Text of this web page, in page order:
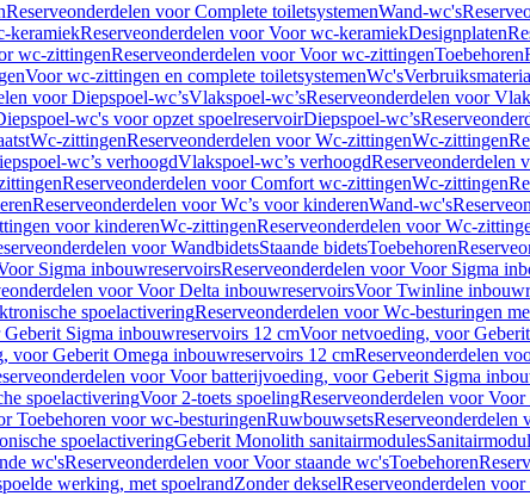
Reserveonderdelen voor Complete toiletsystemenWand-wc's
keramiekReserveonderdelen voor Voor wc-keramiekDesignplaten
wc-zittingenReserveonderdelen voor Voor wc-zittingenToebehoren
Voor wc-zittingen en complete toiletsystemenWc's
voor Diepspoel-wc’sVlakspoel-wc’sReserveonderdelen voor
wc's voor opzet spoelreservoirDiepspoel-wc’s
Wc-zittingenReserveonderdelen voor Wc-zittingenWc-zittingen
wc’s verhoogdVlakspoel-wc’s verhoogdReserveonderdelen
Reserveonderdelen voor Comfort wc-zittingenWc-zittingen
Reserveonderdelen voor Wc’s voor kinderenWand-wc's
voor kinderenWc-zittingenReserveonderdelen voor Wc-
voor WandbidetsStaande bidetsToebehoren
Sigma inbouwreservoirsReserveonderdelen voor Voor Sigma
voor Voor Delta inbouwreservoirsVoor Twinline
spoelactiveringReserveonderdelen voor Wc-besturingen
Sigma inbouwreservoirs 12 cmVoor netvoeding, voor
voor Geberit Omega inbouwreservoirs 12 cmReserveonderdelen
voor Voor batterijvoeding, voor Geberit Sigma
spoelactiveringVoor 2-toets spoelingReserveonderdelen voor
Toebehoren voor wc-besturingenRuwbouwsetsReserveonderdelen
spoelactiveringGeberit Monolith sanitairmodules
wc'sReserveonderdelen voor Voor staande wc'sToebehoren
werking, met spoelrandZonder dekselReserveonderdelen